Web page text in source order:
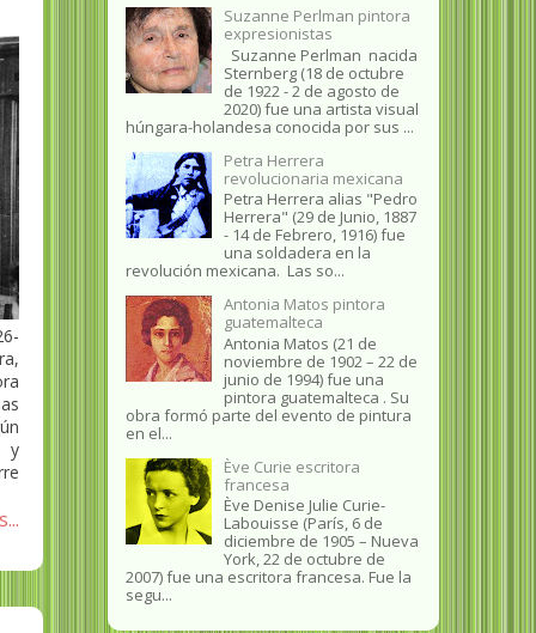
y
Suzanne Perlman pintora
expresionistas
Suzanne Perlman nacida
Sternberg (18 de octubre
de 1922 - 2 de agosto de
2020) fue una artista visual
húngara-holandesa conocida por sus ...
Petra Herrera
revolucionaria mexicana
Petra Herrera alias "Pedro
Herrera" (29 de Junio, 1887
- 14 de Febrero, 1916) fue
una soldadera en la
revolución mexicana. Las so...
Antonia Matos pintora
guatemalteca
Antonia Matos (21 de
noviembre de 1902 – 22 de
junio de 1994) fue una
pintora guatemalteca . Su
obra formó parte del evento de pintura
en el...
Ève Curie escritora
francesa
Ève Denise Julie Curie-
Labouisse (París, 6 de
diciembre de 1905 – Nueva
York, 22 de octubre de
2007) fue una escritora francesa. Fue la
segu...